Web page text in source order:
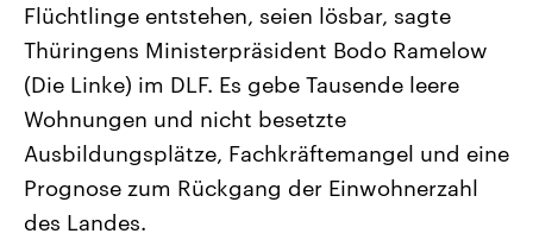
Landtagswahl Sachsen-Anhalt
2026
Alle Informationen
Sachsen-Anhalt wählt am 6.
September 2026 einen neuen
Landtag. Seit 2021 wird das
Bundesland von einer Koalition aus
CDU, SPD und FDP regiert.-
Umfragen, Prognosen,
Wahlprogramme, aktuelle Berichte
und Hintergründe zu den Parteien
USA
Aktuelle Beiträge,
Hintergründe
Wirtschaftlich und
gehören die Vereinigten
den mächtigsten Ländern
mit großem Einfluss auf
aktuelle Weltgeschehen.
Sendungen
Flüchtlinge entstehen, seien lösbar, sagte
Thüringens Ministerpräsident Bodo Ramelow
(Die Linke) im DLF. Es gebe Tausende leere
Wohnungen und nicht besetzte
Ausbildungsplätze, Fachkräftemangel und eine
Prognose zum Rückgang der Einwohnerzahl
des Landes.